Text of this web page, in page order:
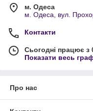
м. Одеса
м. Одеса, вул.
Контакти
Сьогодні працює з
Показати весь
Про нас